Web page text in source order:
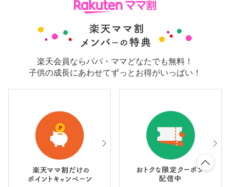
楽天会員ならパパ・ママどなたでも無料！
子供の成長にあわせてずっとお得がいっぱい！